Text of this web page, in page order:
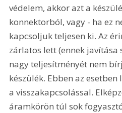
védelem, akkor azt a
konnektorból, vagy - ha ez
kapcsoljuk teljesen ki. Az
zárlatos lett (ennek javítása
nagy teljesítményét nem
készülék. Ebben az
a visszakapcsolással.
áramkörön túl sok